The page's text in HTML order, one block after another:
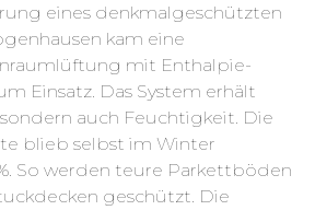
eines denkmalgeschützten
kam eine
mit Enthalpie­
Einsatz. Das System erhält
auch Feuchtigkeit. Die
blieb selbst im Winter
So werden teure Parkettböden
geschützt. Die